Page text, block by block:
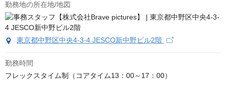
勤務地の所在地/地図
東京都中野区中央4-3-4 JESCO新中野ビル2階
勤務時間
フレックスタイム制（コアタイム13：00～17：00）